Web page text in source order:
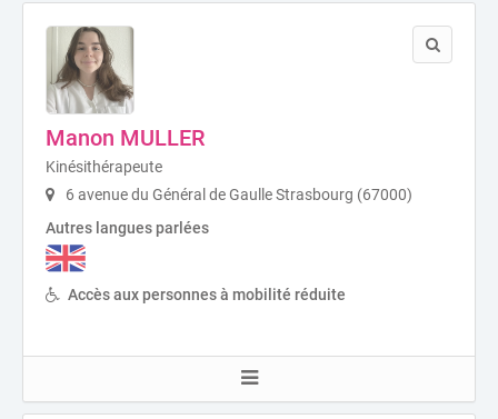
Manon MULLER
Kinésithérapeute
6 avenue du Général de Gaulle Strasbourg (67000)
Autres langues parlées
Accès aux personnes à mobilité réduite